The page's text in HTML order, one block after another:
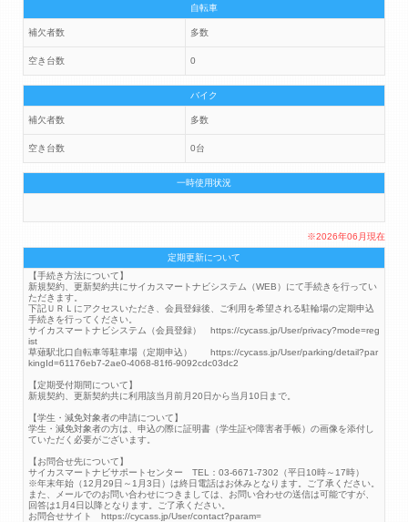
自転車
補欠者数 多数
空き台数 0
バイク
補欠者数 多数
空き台数 0台
一時使用状況
※2026年06月現在
定期更新について
【手続き方法について】
新規契約、更新契約共にサイカスマートナビシステム（WEB）にて手続きを行ってい
ただきます。
下記ＵＲＬにアクセスいただき、会員登録後、ご利用を希望される駐輪場の定期申込
手続きを行ってください。
サイカスマートナビシステム（会員登録） https://cycass.jp/User/privacy?mode=reg
ist
草薙駅北口自転車等駐車場（定期申込） https://cycass.jp/User/parking/detail?par
kingId=61176eb7-2ae0-4068-81f6-9092cdc03dc2
【定期受付期間について】
新規契約、更新契約共に利用該当月前月20日から当月10日まで。
【学生・減免対象者の申請について】
学生・減免対象者の方は、申込の際に証明書（学生証や障害者手帳）の画像を添付し
ていただく必要がございます。
【お問合せ先について】
サイカスマートナビサポートセンター TEL：03-6671-7302（平日10時～17時）
※年末年始（12月29日～1月3日）は終日電話はお休みとなります。ご了承ください。
また、メールでのお問い合わせにつきましては、お問い合わせの送信は可能ですが、
回答は1月4日以降となります。ご了承ください。
お問合せサイト https://cycass.jp/User/contact?param=